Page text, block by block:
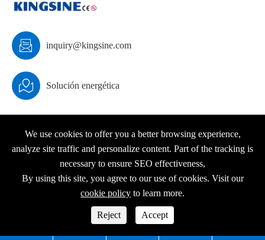
 inquiry@kingsine.com
 Solución energética
Derechos DE AUTOR ©
derechos reservados.
Política de privacidad
We use cookies to offer you a better browsing experience,
analyze site traffic and personalize content. Part of the tracking is
necessary to ensure SEO effectiveness,
By using this site, you agree to our use of cookies. Visit our
cookie policy to learn more.
Reject Accept